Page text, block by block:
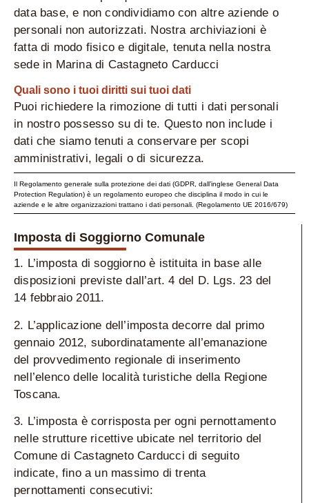
data base, e non condividiamo con altre aziende o
personali non autorizzati. Nostra archiviazioni è
fatta di modo fisico e digitale, tenuta nella nostra
sede in Marina di Castagneto Carducci
Quali sono i tuoi diritti sui tuoi dati
Puoi richiedere la rimozione di tutti i dati personali
in nostro possesso su di te. Questo non include i
dati che siamo tenuti a conservare per scopi
amministrativi, legali o di sicurezza.
Il Regolamento generale sulla protezione dei dati (GDPR, dall’inglese General Data
Protection Regulation) è un regolamento europeo che disciplina il modo in cui le
aziende e le altre organizzazioni trattano i dati personali. (Regolamento UE 2016/679)
Imposta di Soggiorno Comunale
1. L’imposta di soggiorno è istituita in base alle
disposizioni previste dall’art. 4 del D. Lgs. 23 del
14 febbraio 2011.
2. L’applicazione dell’imposta decorre dal primo
gennaio 2012, subordinatamente all’emanazione
del provvedimento regionale di inserimento
nell’elenco delle località turistiche della Regione
Toscana.
3. L’imposta è corrisposta per ogni pernottamento
nelle strutture ricettive ubicate nel territorio del
Comune di Castagneto Carducci di seguito
indicate, fino a un massimo di trenta
pernottamenti consecutivi: